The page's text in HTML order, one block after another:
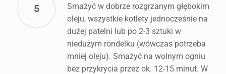
5
Smażyć w dobrze rozgrzanym głębokim
oleju, wszystkie kotlety jednocześnie na
dużej patelni lub po 2-3 sztuki w
niedużym rondelku (wówczas potrzeba
mniej oleju). Smażyć na wolnym ogniu
bez przykrycia przez ok. 12-15 minut. W